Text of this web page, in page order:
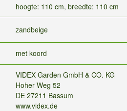
hoogte: 110 cm, breedte: 110 cm
zandbeige
met koord
VIDEX Garden GmbH & CO. KG
Hoher Weg 52
DE 27211 Bassum
www.videx.de